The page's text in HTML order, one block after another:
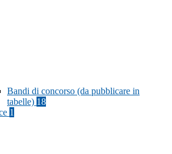
Bandi di concorso (da pubblicare in
tabelle) 18
1